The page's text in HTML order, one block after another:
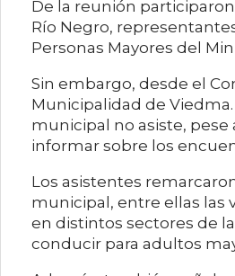
De la reunión
Río Negro,
Personas Mayores del
Sin embargo, desde el
Municipalidad de
municipal no asiste, pese
informar sobre los
Los asistentes
municipal, entre ellas las
en distintos sectores de
conducir para adultos